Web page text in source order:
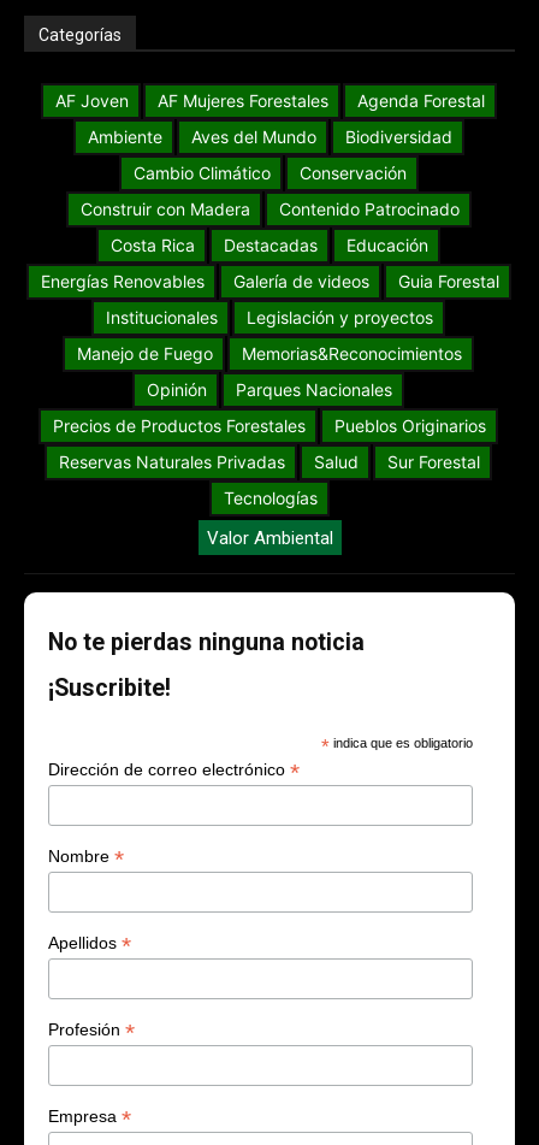
Categorías
AF Joven AF Mujeres Forestales
Agenda Forestal
Ambiente
Aves del Mundo
Biodiversidad
Cambio Climático
Conservación
Construir con Madera
Contenido Patrocinado
Costa Rica
Destacadas
Educación
Energías Renovables
Galería de videos
Guia Forestal
Institucionales
Legislación y proyectos
Manejo de Fuego
Memorias&Reconocimientos
Opinión
Parques Nacionales
Precios de Productos Forestales
Pueblos Originarios
Reservas Naturales Privadas
Salud
Sur Forestal
Tecnologías
Valor Ambiental
No te pierdas ninguna noticia
¡Suscribite!
* indica que es obligatorio
Dirección de correo electrónico *
Nombre *
Apellidos *
Profesión *
Empresa *